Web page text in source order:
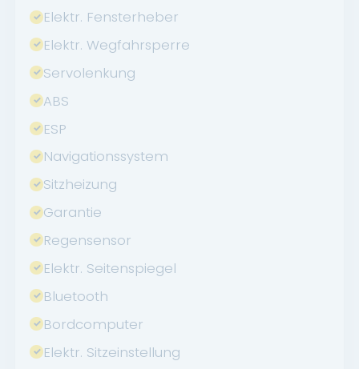
Elektr. Fensterheber
Elektr. Wegfahrsperre
Servolenkung
ABS
ESP
Navigationssystem
Sitzheizung
Garantie
Regensensor
Elektr. Seitenspiegel
Bluetooth
Bordcomputer
Elektr. Sitzeinstellung